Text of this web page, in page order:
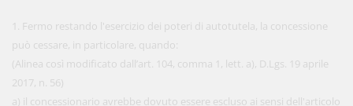
1. Fermo restando l'esercizio dei poteri di autotutela, la concessione
può cessare, in particolare, quando:
(Alinea così modificato dall’art. 104, comma 1, lett. a), D.Lgs. 19 aprile
2017, n. 56)
a) il concessionario avrebbe dovuto essere escluso ai sensi dell'articolo
anziché risparmi il 21%!
Acquista ora